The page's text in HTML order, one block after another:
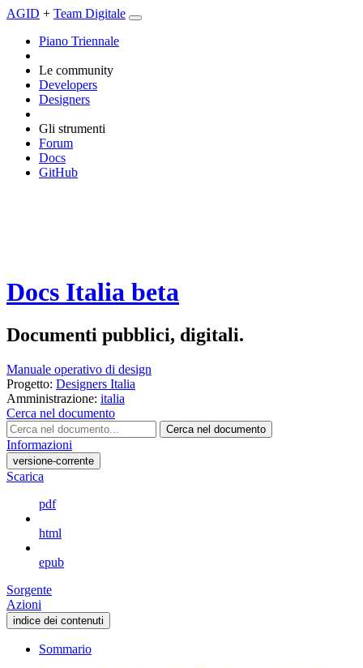
AGID + Team Digitale
Piano Triennale
Le community
Developers
Designers
Gli strumenti
Forum
Docs
GitHub
Docs Italia beta
Documenti pubblici, digitali.
Manuale operativo di design
Progetto: Designers Italia
Amministrazione: italia
Cerca nel documento
Cerca nel documento
Informazioni
versione-corrente
Scarica
pdf
html
epub
Sorgente
Azioni
indice dei contenuti
Sommario